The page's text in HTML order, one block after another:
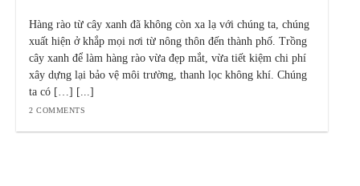
Hàng rào từ cây xanh đã không còn xa lạ với chúng ta, chúng
xuất hiện ở khắp mọi nơi từ nông thôn đến thành phố. Trồng
cây xanh để làm hàng rào vừa đẹp mắt, vừa tiết kiệm chi phí
xây dựng lại bảo vệ môi trường, thanh lọc không khí. Chúng
ta có […] [...]
2 COMMENTS